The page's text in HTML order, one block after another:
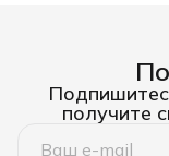
получите